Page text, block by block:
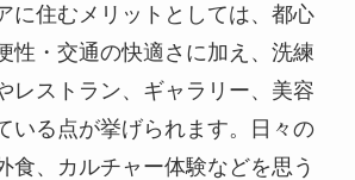
に住むメリットとしては、都心
性・交通の快適さに加え、洗練
レストラン、ギャラリー、美容
いる点が挙げられます。日々の
食、カルチャー体験などを思う